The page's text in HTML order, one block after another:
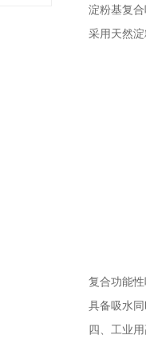
淀粉基复合
采用天然淀
复合功能性
具备吸水同
四、工业用